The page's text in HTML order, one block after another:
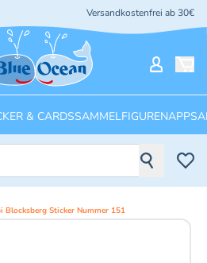
Versandkostenfrei ab 30€
& CARDSSAMMELFIGURENAPPS
Blocksberg Sticker Nummer 151